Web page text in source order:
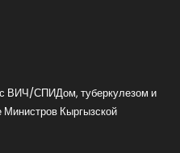
с ВИЧ/СПИДом, туберкулезом и
Кыргызской